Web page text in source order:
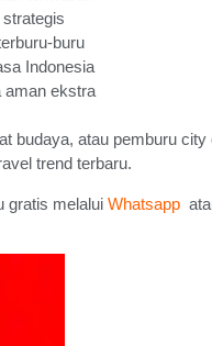
buru
Indonesia
aman ekstra
budaya, atau pemburu
trend terbaru.
gratis melalui Whatsapp